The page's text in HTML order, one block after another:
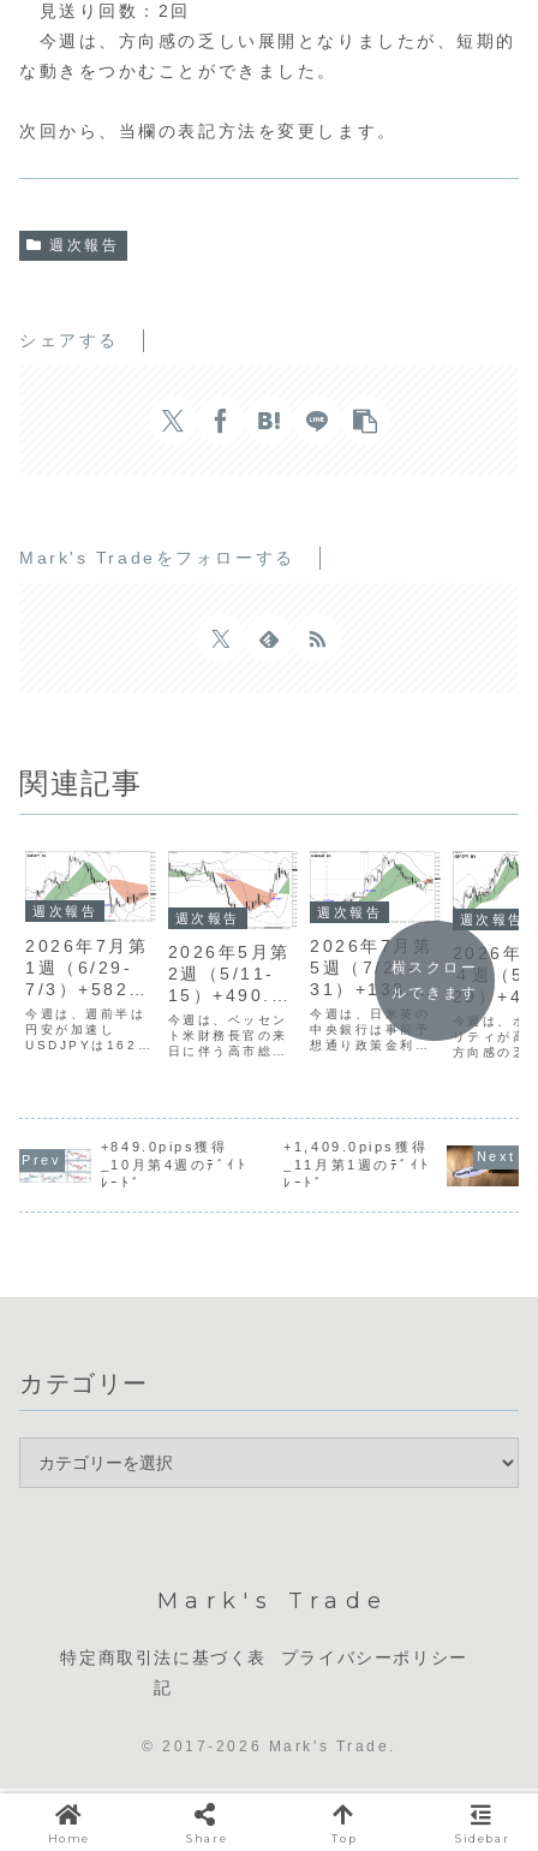
見送り回数：2回
今週は、方向感の乏しい展開となりましたが、短期的
な動きをつかむことができました。
次回から、当欄の表記方法を変更します。
週次報告
シェアする
Mark's Tradeをフォローする
関連記事
週次報告
2026年7月第
1週（6/29-
7/3）+582.7
pips
今週は、週前半は
円安が加速し
USDJPYは162円
ィリティが高まっ
ドタイミングをと
るのが難しく、月
曜日と木曜日の２
ドとなりました。
週次報告
2026年5月第
2週（5/11-
15）+490.9p
ips
今週は、ベッセン
ト米財務長官の来
日に伴う高市総理
りました。さらに
米国の消費者物価
指数（CPI）に代
週次報告
2026年7月第
5週（7/27-
31）+133.5p
ips
今週は、日米英の
中央銀行は事前予
想通り政策金利を
高まりました。し
かし、週を通して
トレードチャンス
週次報告
2026年5
４週（
29）
ips
今週は、ボ
リティが高
方向感の乏
回）となり
つながるト
はありませ
た。見送る
てしまい、
横スクロー
ルできます
+849.0pips獲得
_10月第4週のﾃﾞｲﾄ
ﾚｰﾄﾞ
+1,409.0pips獲得
_11月第1週のﾃﾞｲﾄ
ﾚｰﾄﾞ
カテゴリー
Mark's Trade
特定商取引法に基づく表
記
プライバシーポリシー
© 2017-2026 Mark's Trade.
Home Share Top Sidebar